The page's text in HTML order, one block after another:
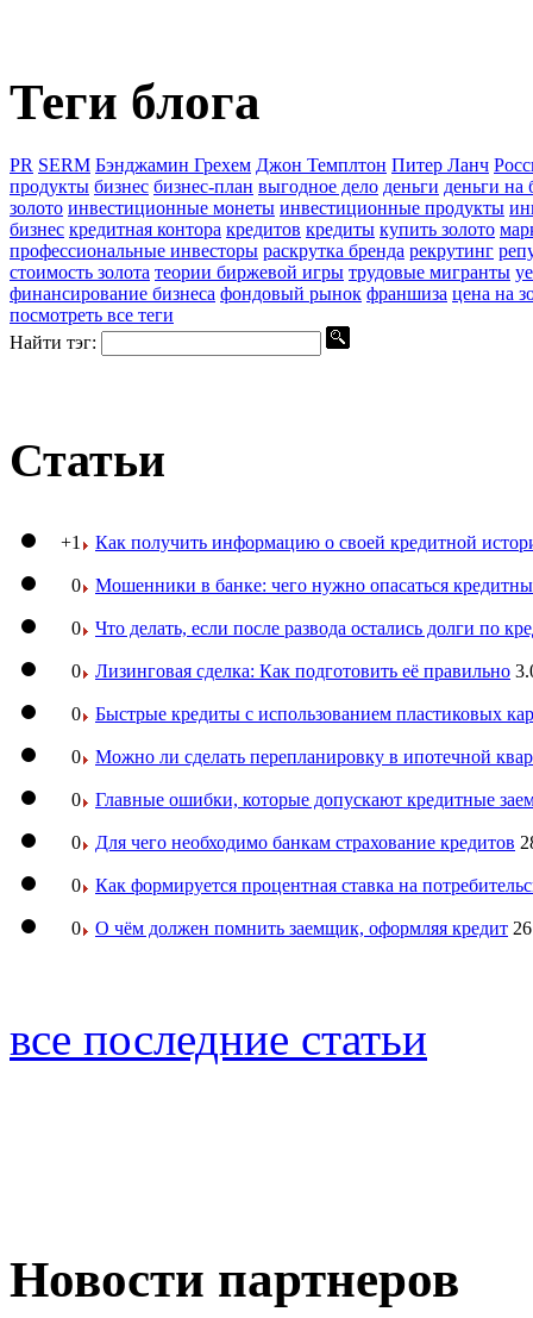
Теги блога
PR SERM Бэнджамин Грехем Джон Темплтон Питер Ланч
продукты бизнес бизнес-план выгодное дело деньги деньги на
золото инвестиционные монеты инвестиционные продукты
бизнес кредитная контора кредитов кредиты купить золото
профессиональные инвесторы раскрутка бренда рекрутинг
стоимость золота теории биржевой игры трудовые мигранты
финансирование бизнеса фондовый рынок франшиза цена на
посмотреть все теги
Найти тэг:
Статьи
+1 Как получить информацию о своей кредитной
0 Мошенники в банке: чего нужно опасаться
0 Что делать, если после развода остались долги по
0 Лизинговая сделка: Как подготовить её правильно
0 Быстрые кредиты с использованием пластиковых
0 Можно ли сделать перепланировку в ипотечной
0 Главные ошибки, которые допускают кредитные
0 Для чего необходимо банкам страхование кредитов
0 Как формируется процентная ставка на
0 О чём должен помнить заемщик, оформляя кредит
все последние статьи
Новости партнеров